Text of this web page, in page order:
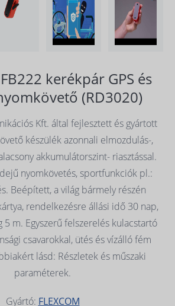
kerékpár GPS és
(RD3020)
Kft. által fejlesztett és gyártott
készülék azonnali elmozdulás-,
akkumulátorszint- riasztással.
nyomkövetés, sportfunkciók pl.:
Beépített, a világ bármely részén
rendelkezésre állási idő 30 nap,
5 m. Egyszerű felszerelés kulacstartó
csavarokkal, ütés és vízálló fém
lásd: Részletek és műszaki
paraméterek.
Gyártó: FLEXCOM